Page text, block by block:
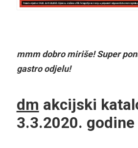
mmm dobro miriše! Super
gastro odjelu!
dm akcijski
3.3.2020. godine